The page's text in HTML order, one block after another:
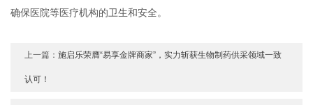
确保医院等医疗机构的卫生和安全。
上一篇：施启乐荣膺“易享金牌商家”，实力斩获生物制药供采领域一致
认可！